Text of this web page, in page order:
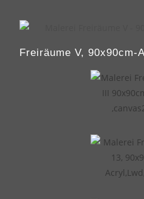
Freiräume V, 90x90cm-